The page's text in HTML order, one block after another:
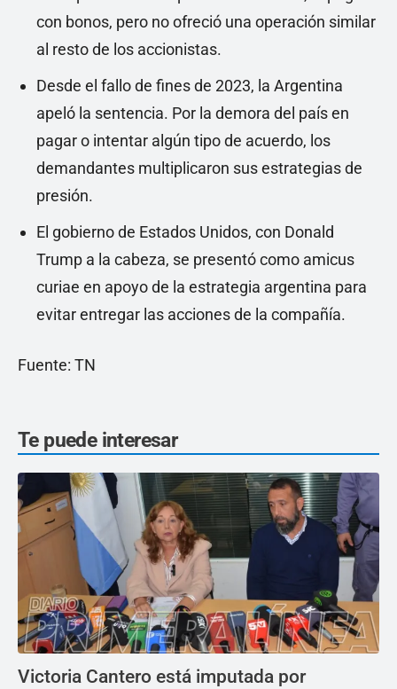
con bonos, pero no ofreció una operación similar
al resto de los accionistas.
Desde el fallo de fines de 2023, la Argentina
apeló la sentencia. Por la demora del país en
pagar o intentar algún tipo de acuerdo, los
demandantes multiplicaron sus estrategias de
presión.
El gobierno de Estados Unidos, con Donald
Trump a la cabeza, se presentó como amicus
curiae en apoyo de la estrategia argentina para
evitar entregar las acciones de la compañía.
Fuente: TN
Te puede interesar
Victoria Cantero está imputada por